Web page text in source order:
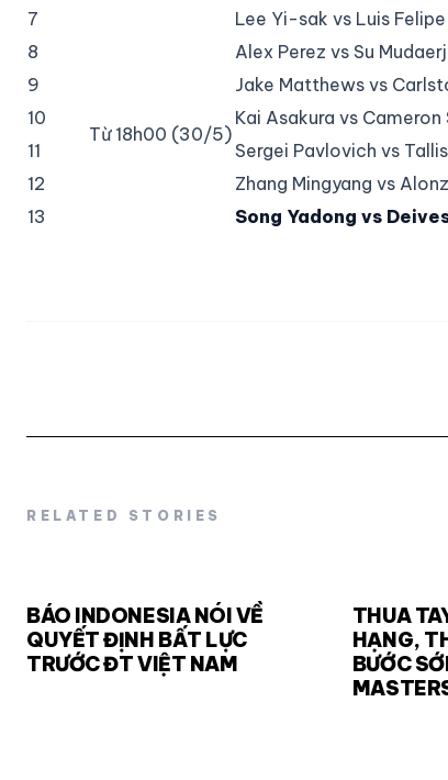
7
Lee Yi-sak vs Luis
8
Từ 18h00 (30/5)
Alex Perez vs Su
9
Jake Matthews vs
10
Kai Asakura vs
11
Sergei Pavlovich vs
12
Zhang Mingyang vs
13
Song Yadong vs
RELATED STORIES
BÁO INDONESIA NÓI VỀ
QUYẾT ĐỊNH BẤT LỰC
TRƯỚC ĐT VIỆT NAM
THUA
HẠNG,
BƯỚC